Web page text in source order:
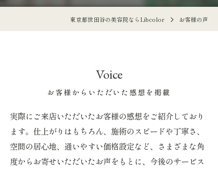
東京都世田谷の美容院ならLibcolor お客様の声
Voice
お客様からいただいた感想を掲載
実際にご来店いただいたお客様の感想をご紹介しており
ます。仕上がりはもちろん、施術のスピードや丁寧さ、
空間の居心地、通いやすい価格設定など、さまざまな角
度からお寄せいただいたお声をもとに、今後のサービス